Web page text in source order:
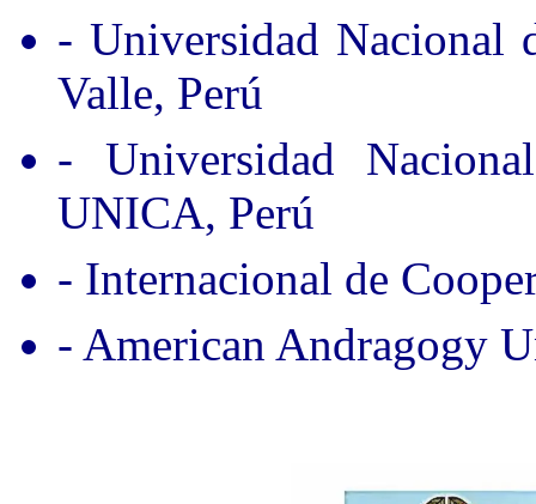
- Universidad Nacional
Valle, Perú
- Universidad
UNICA, Perú
- Internacional de
- American Andragogy